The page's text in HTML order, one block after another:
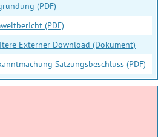
(PDF)
(PDF)
Externer Download (Dokument)
Satzungsbeschluss (PDF)